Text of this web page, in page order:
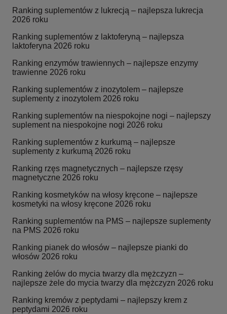
Ranking suplementów z lukrecją – najlepsza lukrecja
2026 roku
Ranking suplementów z laktoferyną – najlepsza
laktoferyna 2026 roku
Ranking enzymów trawiennych – najlepsze enzymy
trawienne 2026 roku
Ranking suplementów z inozytolem – najlepsze
suplementy z inozytolem 2026 roku
Ranking suplementów na niespokojne nogi – najlepszy
suplement na niespokojne nogi 2026 roku
Ranking suplementów z kurkumą – najlepsze
suplementy z kurkumą 2026 roku
Ranking rzęs magnetycznych – najlepsze rzęsy
magnetyczne 2026 roku
Ranking kosmetyków na włosy kręcone – najlepsze
kosmetyki na włosy kręcone 2026 roku
Ranking suplementów na PMS – najlepsze suplementy
na PMS 2026 roku
Ranking pianek do włosów – najlepsze pianki do
włosów 2026 roku
Ranking żelów do mycia twarzy dla mężczyzn –
najlepsze żele do mycia twarzy dla mężczyzn 2026 roku
Ranking kremów z peptydami – najlepszy krem z
peptydami 2026 roku